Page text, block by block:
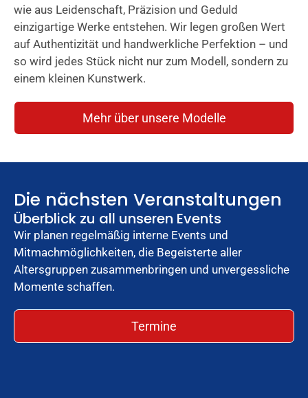
wie aus Leidenschaft, Präzision und Geduld
einzigartige Werke entstehen. Wir legen großen Wert
auf Authentizität und handwerkliche Perfektion – und
so wird jedes Stück nicht nur zum Modell, sondern zu
einem kleinen Kunstwerk.
Mehr über unsere Modelle
Die nächsten Veranstaltungen
Überblick zu all unseren Events
Wir planen regelmäßig interne Events und
Mitmachmöglichkeiten, die Begeisterte aller
Altersgruppen zusammenbringen und unvergessliche
Momente schaffen.
Termine